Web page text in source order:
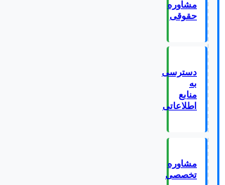
مشاوره
حقوقی
دسترسی
به
منابع
اطلاعاتی
مشاوره
تخصصی